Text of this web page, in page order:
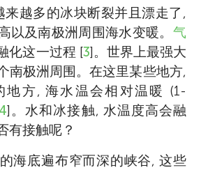
来越多的冰块断裂并且漂走了,
以及南极洲周围海水变暖。 气
化这一过程 [3]。世界上最强大
南极洲周围。在这里某些地方,
地方, 海水温会相对温暖 (1-
4]。水和冰接触, 水温度高会融
有接触呢？
海底遍布窄而深的峡谷, 这些